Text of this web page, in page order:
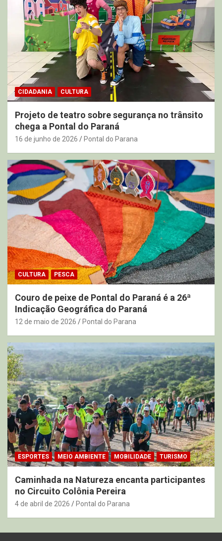
CIDADANIA CULTURA
Projeto de teatro sobre segurança no trânsito
chega a Pontal do Paraná
16 de junho de 2026 Pontal do Parana
CULTURA PESCA
Couro de peixe de Pontal do Paraná é a 26ª
Indicação Geográfica do Paraná
12 de maio de 2026 Pontal do Parana
ESPORTES MEIO AMBIENTE MOBILIDADE TURISMO
Caminhada na Natureza encanta participantes
no Circuito Colônia Pereira
4 de abril de 2026 Pontal do Parana